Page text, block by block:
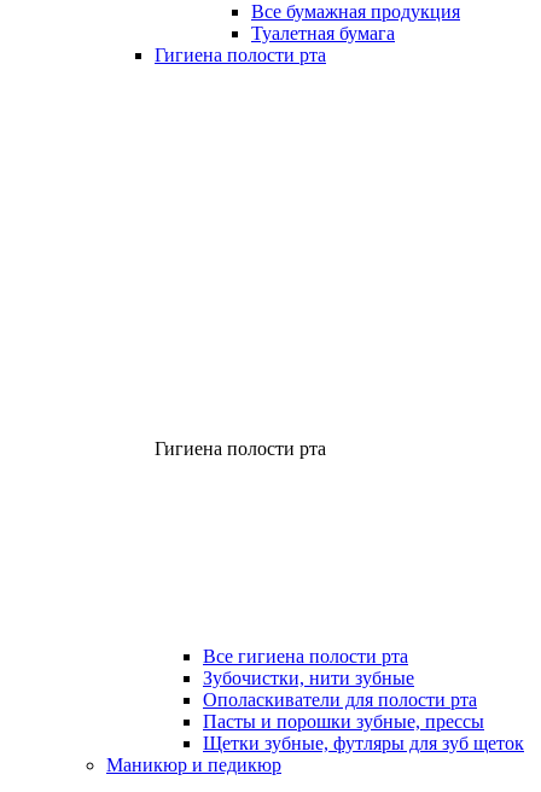
Все бумажная продукция
Туалетная бумага
Гигиена полости рта
Гигиена полости рта
Все гигиена полости рта
Зубочистки, нити зубные
Ополаскиватели для полости рта
Пасты и порошки зубные, прессы
Щетки зубные, футляры для зуб щеток
Маникюр и педикюр